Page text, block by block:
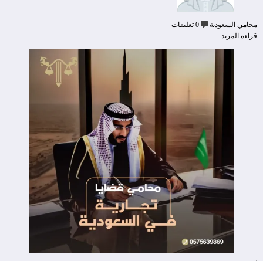
محامي السعودية
0 تعليقات
قراءة المزيد